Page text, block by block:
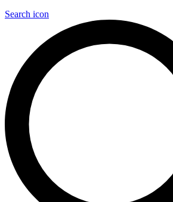
Search icon